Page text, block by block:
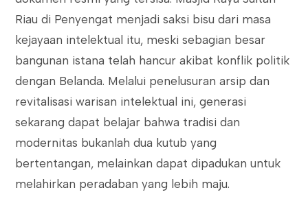
Riau di Penyengat menjadi saksi bisu dari masa
kejayaan intelektual itu, meski sebagian besar
bangunan istana telah hancur akibat konflik politik
dengan Belanda. Melalui penelusuran arsip dan
revitalisasi warisan intelektual ini, generasi
sekarang dapat belajar bahwa tradisi dan
modernitas bukanlah dua kutub yang
bertentangan, melainkan dapat dipadukan untuk
melahirkan peradaban yang lebih maju.